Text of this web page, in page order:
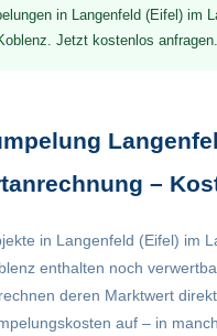
in Langenfeld (Eifel) im
Jetzt kostenlos anfragen.
–
in Langenfeld (Eifel) im
enthalten noch
rechnen deren Marktwert
auf – in